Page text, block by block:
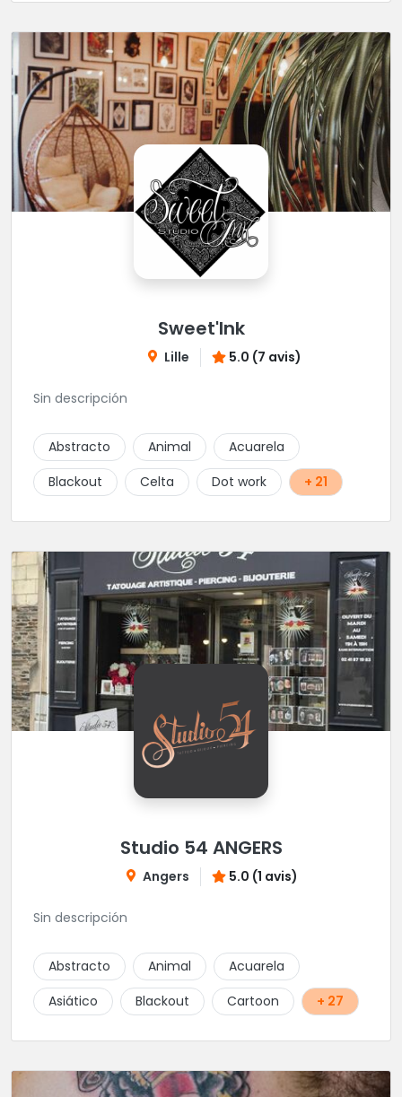
Sweet'Ink
Lille 5.0 (7 avis)
Sin descripción
Abstracto Animal
Acuarela
Blackout
Celta Dot work + 21
Studio 54 ANGERS
Angers 5.0 (1 avis)
Sin descripción
Abstracto Animal
Acuarela
Asiático
Blackout Cartoon + 27